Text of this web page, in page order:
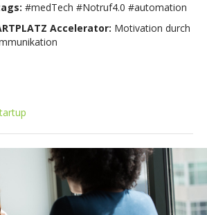
#medTech #Notruf4.0 #automation
Accelerator: Motivation durch